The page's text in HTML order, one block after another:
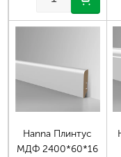
Hanna Плинтус
МДФ 2400*60*16